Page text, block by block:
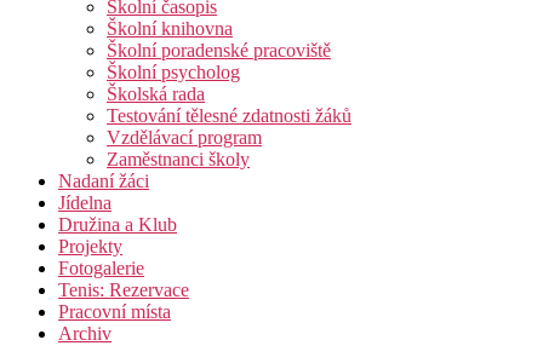
Školní časopis
Školní knihovna
Školní poradenské pracoviště
Školní psycholog
Školská rada
Testování tělesné zdatnosti žáků
Vzdělávací program
Zaměstnanci školy
Nadaní žáci
Jídelna
Družina a Klub
Projekty
Fotogalerie
Tenis: Rezervace
Pracovní místa
Archiv